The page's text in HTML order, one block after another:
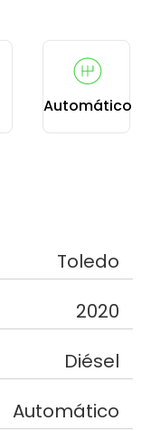
Automático
Toledo
2020
Diésel
Automático